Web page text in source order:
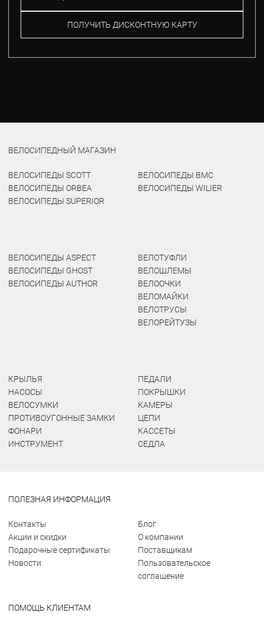
ПОЛУЧИТЬ ДИСКОНТНУЮ КАРТУ
ВЕЛОСИПЕДНЫЙ МАГАЗИН
ВЕЛОСИПЕДЫ SCOTT
ВЕЛОСИПЕДЫ ORBEA
ВЕЛОСИПЕДЫ SUPERIOR
ВЕЛОСИПЕДЫ BMC
ВЕЛОСИПЕДЫ WILIER
ВЕЛОСИПЕДЫ ASPECT
ВЕЛОСИПЕДЫ GHOST
ВЕЛОСИПЕДЫ AUTHOR
ВЕЛОТУФЛИ
ВЕЛОШЛЕМЫ
ВЕЛООЧКИ
ВЕЛОМАЙКИ
ВЕЛОТРУСЫ
ВЕЛОРЕЙТУЗЫ
КРЫЛЬЯ
НАСОСЫ
ВЕЛОСУМКИ
ПРОТИВОУГОННЫЕ ЗАМКИ
ФОНАРИ
ИНСТРУМЕНТ
ПЕДАЛИ
ПОКРЫШКИ
КАМЕРЫ
ЦЕПИ
КАССЕТЫ
СЕДЛА
ПОЛЕЗНАЯ ИНФОРМАЦИЯ
Контакты
Акции и скидки
Подарочные сертификаты
Новости
Блог
О компании
Поставщикам
Пользовательское
соглашение
ПОМОЩЬ КЛИЕНТАМ